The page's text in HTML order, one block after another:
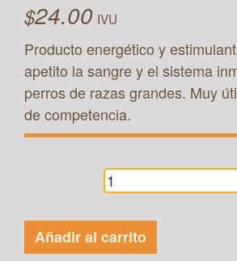
$24.00 IVU
Producto energético y
apetito la sangre y el sistema
perros de razas grandes. Muy
de competencia.
Añadir al carrito